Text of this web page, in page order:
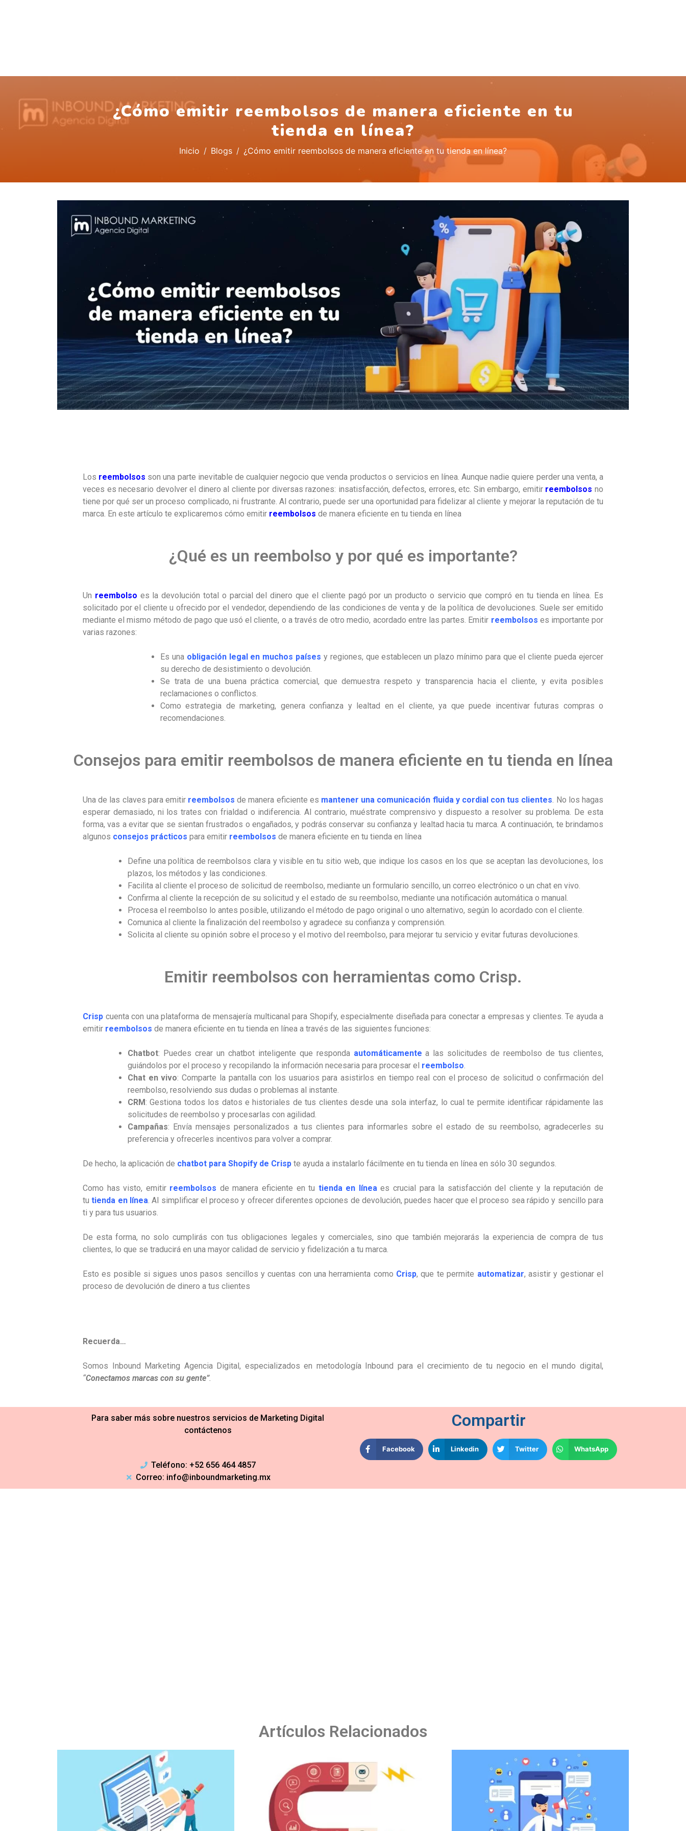
¿Cómo emitir reembolsos de manera eficiente en tu
tienda en línea?
Inicio Blogs ¿Cómo emitir reembolsos de manera eficiente en tu tienda en línea?
Los reembolsos son una parte inevitable de cualquier negocio que venda productos o servicios en línea. Aunque nadie quiere perder una venta, a
veces es necesario devolver el dinero al cliente por diversas razones: insatisfacción, defectos, errores, etc. Sin embargo, emitir reembolsos no
tiene por qué ser un proceso complicado, ni frustrante. Al contrario, puede ser una oportunidad para fidelizar al cliente y mejorar la reputación de tu
marca. En este artículo te explicaremos cómo emitir reembolsos de manera eficiente en tu tienda en línea
¿Qué es un reembolso y por qué es importante?
Un reembolso es la devolución total o parcial del dinero que el cliente pagó por un producto o servicio que compró en tu tienda en línea. Es
solicitado por el cliente u ofrecido por el vendedor, dependiendo de las condiciones de venta y de la política de devoluciones. Suele ser emitido
mediante el mismo método de pago que usó el cliente, o a través de otro medio, acordado entre las partes. Emitir reembolsos es importante por
varias razones:
Es una obligación legal en muchos países y regiones, que establecen un plazo mínimo para que el cliente pueda ejercer
su derecho de desistimiento o devolución.
Se trata de una buena práctica comercial, que demuestra respeto y transparencia hacia el cliente, y evita posibles
reclamaciones o conflictos.
Como estrategia de marketing, genera confianza y lealtad en el cliente, ya que puede incentivar futuras compras o
recomendaciones.
Consejos para emitir reembolsos de manera eficiente en tu tienda en línea
Una de las claves para emitir reembolsos de manera eficiente es mantener una comunicación fluida y cordial con tus clientes . No los hagas
esperar demasiado, ni los trates con frialdad o indiferencia. Al contrario, muéstrate comprensivo y dispuesto a resolver su problema. De esta
forma, vas a evitar que se sientan frustrados o engañados, y podrás conservar su confianza y lealtad hacia tu marca. A continuación, te brindamos
algunos consejos prácticos para emitir reembolsos de manera eficiente en tu tienda en línea
Define una política de reembolsos clara y visible en tu sitio web, que indique los casos en los que se aceptan las devoluciones, los
plazos, los métodos y las condiciones.
Facilita al cliente el proceso de solicitud de reembolso, mediante un formulario sencillo, un correo electrónico o un chat en vivo.
Confirma al cliente la recepción de su solicitud y el estado de su reembolso, mediante una notificación automática o manual.
Procesa el reembolso lo antes posible, utilizando el método de pago original o uno alternativo, según lo acordado con el cliente.
Comunica al cliente la finalización del reembolso y agradece su confianza y comprensión.
Solicita al cliente su opinión sobre el proceso y el motivo del reembolso, para mejorar tu servicio y evitar futuras devoluciones.
Emitir reembolsos con herramientas como Crisp.
Crisp cuenta con una plataforma de mensajería multicanal para Shopify, especialmente diseñada para conectar a empresas y clientes. Te ayuda a
emitir reembolsos de manera eficiente en tu tienda en línea a través de las siguientes funciones:
Chatbot: Puedes crear un chatbot inteligente que responda automáticamentea las solicitudes de reembolso de tus clientes,
guiándolos por el proceso y recopilando la información necesaria para procesar el reembolso
Chat en vivo: Comparte la pantalla con los usuarios para asistirlos en tiempo real con el proceso de solicitud o confirmación del
reembolso, resolviendo sus dudas o problemas al instante.
CRM: Gestiona todos los datos e historiales de tus clientes desde una sola interfaz, lo cual te permite identificar rápidamente las
solicitudes de reembolso y procesarlas con agilidad.
Campañas: Envía mensajes personalizados a tus clientes para informarles sobre el estado de su reembolso, agradecerles su
preferencia y ofrecerles incentivos para volver a comprar.
De hecho, la aplicación de chatbot para Shopify de Crisp te ayuda a instalarlo fácilmente en tu tienda en línea en sólo 30 segundos.
Como has visto, emitir reembolsos de manera eficiente en tu tienda en línea es crucial para la satisfacción del cliente y la reputación de
tu tienda en línea . Al simplificar el proceso y ofrecer diferentes opciones de devolución, puedes hacer que el proceso sea rápido y sencillo para
ti y para tus usuarios.
De esta forma, no solo cumplirás con tus obligaciones legales y comerciales, sino que también mejorarás la experiencia de compra de tus
clientes, lo que se traducirá en una mayor calidad de servicio y fidelización a tu marca.
Esto es posible si sigues unos pasos sencillos y cuentas con una herramienta como Crisp, que te permite automatizar, asistir y gestionar el
proceso de devolución de dinero a tus clientes
Recuerda…
Somos Inbound Marketing Agencia Digital, especializados en metodología Inbound para el crecimiento de tu negocio en el mundo digital,
“Conectamos marcas con su gente”.
Para saber más sobre nuestros servicios de Marketing Digital
contáctenos
Teléfono: +52 656 464 4857
Correo: info@inboundmarketing.mx
Compartir
Facebook Linkedin Twitter WhatsApp
Artículos Relacionados